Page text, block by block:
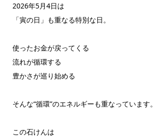
2026年5月4日は
「寅の日」も重なる特別な日。
使ったお金が戻ってくる
流れが循環する
豊かさが巡り始める
そんな“循環”のエネルギーも重なっています。
この石けんは